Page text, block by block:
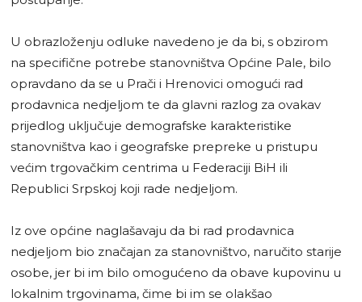
U obrazloženju odluke navedeno je da bi, s obzirom
na specifične potrebe stanovništva Općine Pale, bilo
opravdano da se u Prači i Hrenovici omogući rad
prodavnica nedjeljom te da glavni razlog za ovakav
prijedlog uključuje demografske karakteristike
stanovništva kao i geografske prepreke u pristupu
većim trgovačkim centrima u Federaciji BiH ili
Republici Srpskoj koji rade nedjeljom.
Iz ove općine naglašavaju da bi rad prodavnica
nedjeljom bio značajan za stanovništvo, naručito starije
osobe, jer bi im bilo omogućeno da obave kupovinu u
lokalnim trgovinama, čime bi im se olakšao